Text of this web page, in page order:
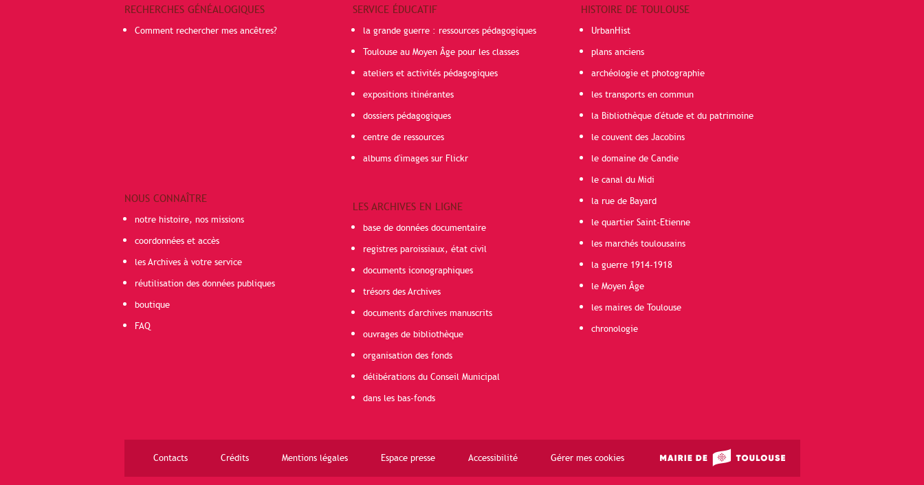
RECHERCHES GÉNÉALOGIQUES
Comment rechercher mes ancêtres?
NOUS CONNAÎTRE
notre histoire, nos missions
coordonnées et accès
les Archives à votre service
réutilisation des données publiques
boutique
FAQ
SERVICE ÉDUCATIF
la grande guerre : ressources pédagogiques
Toulouse au Moyen Âge pour les classes
ateliers et activités pédagogiques
expositions itinérantes
dossiers pédagogiques
centre de ressources
albums d'images sur Flickr
LES ARCHIVES EN LIGNE
base de données documentaire
registres paroissiaux, état civil
documents iconographiques
trésors des Archives
documents d'archives manuscrits
ouvrages de bibliothèque
organisation des fonds
délibérations du Conseil Municipal
dans les bas-fonds
HISTOIRE DE TOULOUSE
UrbanHist
plans anciens
archéologie et photographie
les transports en commun
la Bibliothèque d'étude et du patrimoine
le couvent des Jacobins
le domaine de Candie
le canal du Midi
la rue de Bayard
le quartier Saint-Etienne
les marchés toulousains
la guerre 1914-1918
le Moyen Âge
les maires de Toulouse
chronologie
Contacts Crédits Mentions légales Espace presse Accessibilité Gérer mes cookies